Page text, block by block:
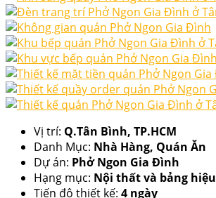
Vị trí: Q.Tân Bình, TP.HCM
Danh Mục: Nhà Hàng, Quán Ăn
Dự án: Phở Ngon Gia Đình
Hạng mục: Nội thất và bảng hiệu
Tiến độ thiết kế: 4 ngày